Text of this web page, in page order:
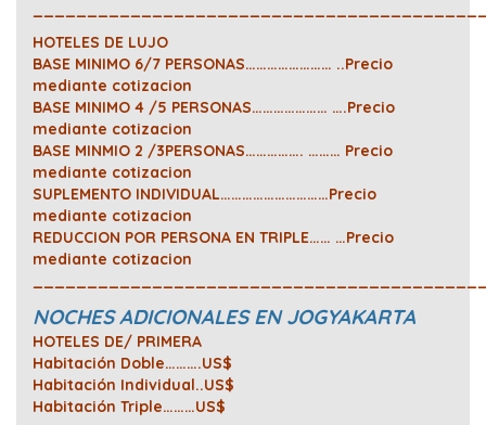
HOTELES DE LUJO
BASE MINIMO 6/7 PERSONAS…………………… ..Precio
mediante cotizacion
BASE MINIMO 4 /5 PERSONAS………………… ….Precio
mediante cotizacion
BASE MINMIO 2 /3PERSONAS……………. ……… Precio
mediante cotizacion
SUPLEMENTO INDIVIDUAL…………………………Precio
mediante cotizacion
REDUCCION POR PERSONA EN TRIPLE…… …Precio
mediante cotizacion
NOCHES ADICIONALES EN JOGYAKARTA
HOTELES DE/ PRIMERA
Habitación Doble……….US$
Habitación Individual..US$
Habitación Triple………US$